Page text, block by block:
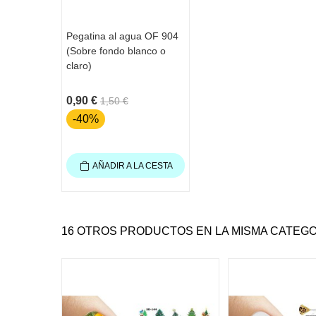
Pegatina al agua OF 904
(Sobre fondo blanco o
claro)
0,90 € 1,50 €
-40%
AÑADIR A LA CESTA
16 OTROS PRODUCTOS EN LA MISMA